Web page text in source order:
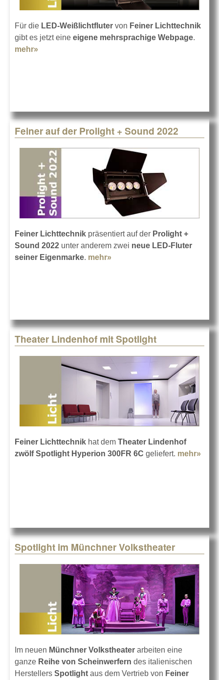
Für die LED-Weißlichtfluter von Feiner Lichttechnik
gibt es jetzt eine eigene mehrsprachige Webpage.
mehr»
Feiner auf der Prolight + Sound 2022
Feiner Lichttechnik präsentiert auf der Prolight +
Sound 2022 unter anderem zwei neue LED-Fluter
seiner Eigenmarke. mehr»
Theater Lindenhof mit Spotlight
Feiner Lichttechnik hat dem Theater Lindenhof
zwölf Spotlight Hyperion 300FR 6C geliefert. mehr»
Spotlight im Münchner Volkstheater
Im neuen Münchner Volkstheater arbeiten eine
ganze Reihe von Scheinwerfern des italienischen
Herstellers Spotlight aus dem Vertrieb von Feiner